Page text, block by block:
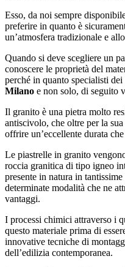
Esso, da noi sempre
preferire in quanto è
un’atmosfera tradizionale e
Quando si deve scegliere un
conoscere le proprietà del
perché in quanto specialisti dei
Milano e non solo, di seguito
Il granito è una pietra molto
antiscivolo, che oltre per la
offrire un’eccellente durata
Le piastrelle in granito
roccia granitica di tipo igneo
presente in natura in
determinate modalità che ne
vantaggi.
I processi chimici attraverso i
questo materiale prima di
innovative tecniche di
dell’edilizia contemporanea.